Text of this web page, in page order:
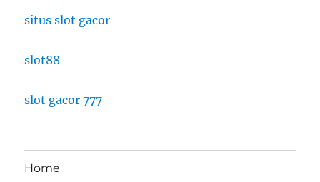
situs slot gacor
slot88
slot gacor 777
Home